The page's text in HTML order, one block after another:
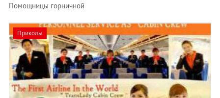
Помощницы горничной
Приколы